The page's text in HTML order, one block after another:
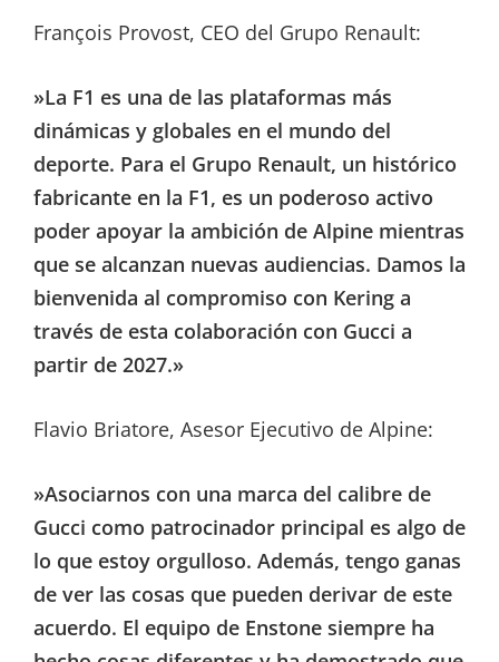
François Provost, CEO del Grupo Renault:
»La F1 es una de las plataformas más
dinámicas y globales en el mundo del
deporte. Para el Grupo Renault, un histórico
fabricante en la F1, es un poderoso activo
poder apoyar la ambición de Alpine mientras
que se alcanzan nuevas audiencias. Damos la
bienvenida al compromiso con Kering a
través de esta colaboración con Gucci a
partir de 2027.»
Flavio Briatore, Asesor Ejecutivo de Alpine:
»Asociarnos con una marca del calibre de
Gucci como patrocinador principal es algo de
lo que estoy orgulloso. Además, tengo ganas
de ver las cosas que pueden derivar de este
acuerdo. El equipo de Enstone siempre ha